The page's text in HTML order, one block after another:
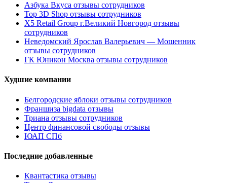
Азбука Вкуса отзывы сотрудников
Top 3D Shop отзывы сотрудников
X5 Retail Group г.Великий Новгород отзывы
сотрудников
Неведомский Ярослав Валерьевич — Мошенник
отзывы сотрудников
ГК Юникон Москва отзывы сотрудников
Худшие компании
Белгородские яблоки отзывы сотрудников
Франшиза bigdata отзывы
Триана отзывы сотрудников
Центр финансовой свободы отзывы
ЮАП СПб
Последние добавленные
Квантастика отзывы